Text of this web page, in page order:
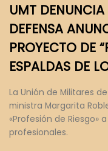
UMT
DEFENSA
PROYECTO DE
ESPALDAS DE
La Unión de Militares
ministra Margarita
«Profesión de Riesgo»
profesionales.